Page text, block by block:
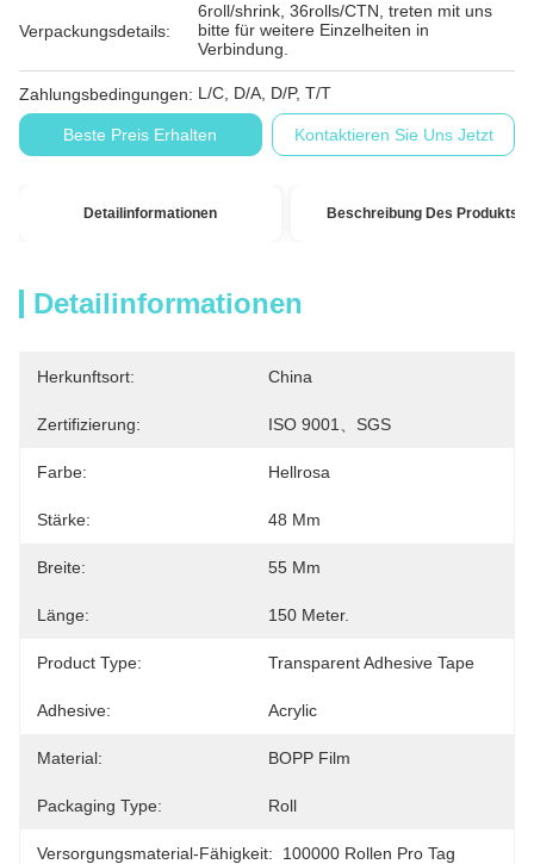
Verpackungsdetails:
6roll/shrink, 36rolls/CTN, treten mit uns
bitte für weitere Einzelheiten in
Verbindung.
Zahlungsbedingungen: L/C, D/A, D/P, T/T
Beste Preis Erhalten Kontaktieren Sie Uns Jetzt
Detailinformationen Beschreibung Des Produkts
Detailinformationen
Herkunftsort: China
Zertifizierung: ISO 9001、SGS
Farbe: Hellrosa
Stärke: 48 Μm
Breite: 55 Mm
Länge: 150 Meter.
Product Type: Transparent Adhesive Tape
Adhesive: Acrylic
Material: BOPP Film
Packaging Type: Roll
Versorgungsmaterial-Fähigkeit: 100000 Rollen Pro Tag